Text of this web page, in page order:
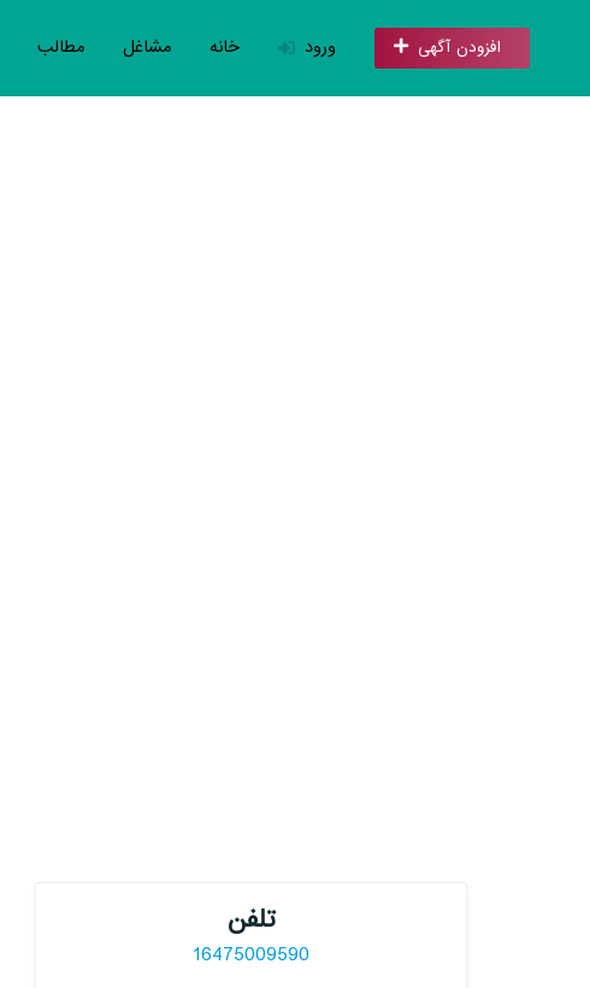
خانه مشاغل مطالب ورود افزودن آگهی
تلفن
16475009590